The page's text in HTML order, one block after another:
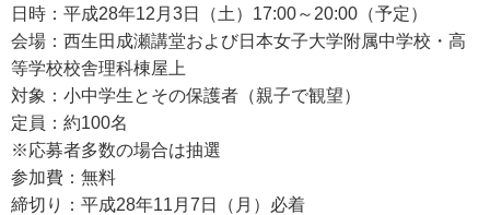
日時：平成28年12月3日（土）17:00～20:00（予定）
会場：西生田成瀬講堂および日本女子大学附属中学校・高
等学校校舎理科棟屋上
対象：小中学生とその保護者（親子で観望）
定員：約100名
※応募者多数の場合は抽選
参加費：無料
締切り：平成28年11月7日（月）必着